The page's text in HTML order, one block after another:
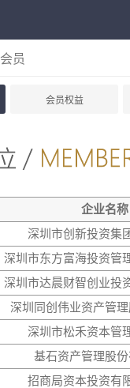
会员
会员权益
企业名称
深圳市创新投资集
深圳市东方富海投资管
深圳市达晨财智创业投
深圳同创伟业资产管
深圳市松禾资本管
基石资产管理股
招商局资本投资有